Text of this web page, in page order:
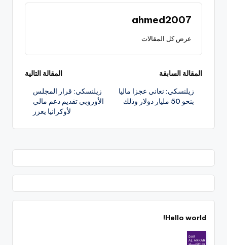
ahmed2007
عرض كل المقالات
تصفّح
المقالات
المقالة السابقة
زيلنسكي: نعاني عجزا ماليا
بنحو 50 مليار دولار وذلك
المقالة التالية
زيلنسكي: قرار المجلس
الأوروبي تقديم دعم مالي
لأوكرانيا يعزز
Hello world!